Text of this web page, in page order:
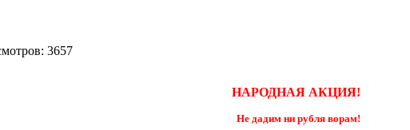
3657
НАРОДНАЯ АКЦИЯ!
Не дадим ни рубля ворам!